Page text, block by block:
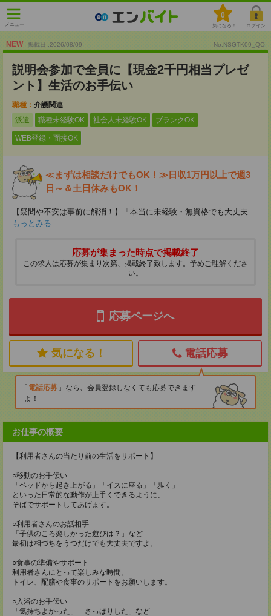
メニュー
0
気になる！ ログイン
NEW 掲載日 :2026/08/09 No.NSGTK09_QO
説明会参加で全員に【現金2千円相当プレゼ
ント】生活のお手伝い
職種： 介護関連
派遣
職種未経験OK 社会人未経験OK ブランクOK
WEB登録・面接OK
≪まずは相談だけでもOK！≫日収1万円以上で週3
日～＆土日休みもOK！
【疑問や不安は事前に解消！】「本当に未経験・無資格でも大丈夫 ...
もっとみる
応募が集まった時点で掲載終了
この求人は応募が集まり次第、掲載終了致します。予めご理解くださ
い。
応募ページへ
気になる！ 電話応募
電話応募
なら、会員登録しなくても応募できます
よ！
お仕事の概要
【利用者さんの当たり前の生活をサポート】
○移動のお手伝い
「ベッドから起き上がる」「イスに座る」「歩く」
といった日常的な動作が上手くできるように、
そばでサポートしてあげます。
○利用者さんのお話相手
「子供のころ楽しかった遊びは？」など
最初は相づちをうつだけでも大丈夫ですよ。
○食事の準備やサポート
利用者さんにとって楽しみな時間。
トイレ、配膳や食事のサポートをお願いします。
○入浴のお手伝い
「気持ちよかった」「さっぱりした」など